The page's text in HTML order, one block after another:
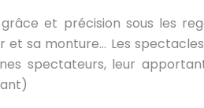
et précision sous les
sa monture… Les
spectateurs, leur